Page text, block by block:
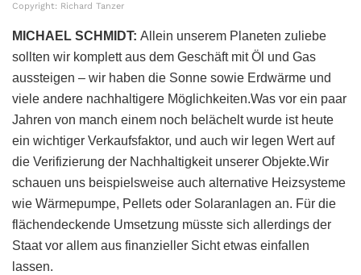
Copyright: Richard Tanzer
MICHAEL SCHMIDT: Allein unserem Planeten zuliebe
sollten wir komplett aus dem Geschäft mit Öl und Gas
aussteigen – wir haben die Sonne sowie Erdwärme und
viele andere nachhaltigere Möglichkeiten.Was vor ein paar
Jahren von manch einem noch belächelt wurde ist heute
ein wichtiger Verkaufsfaktor, und auch wir legen Wert auf
die Verifizierung der Nachhaltigkeit unserer Objekte.Wir
schauen uns beispielsweise auch alternative Heizsysteme
wie Wärmepumpe, Pellets oder Solaranlagen an. Für die
flächendeckende Umsetzung müsste sich allerdings der
Staat vor allem aus finanzieller Sicht etwas einfallen
lassen.